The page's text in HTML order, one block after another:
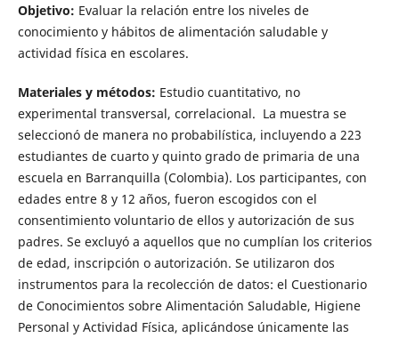
Objetivo: Evaluar la relación entre los niveles de
conocimiento y hábitos de alimentación saludable y
actividad física en escolares.
Materiales y métodos: Estudio cuantitativo, no
experimental transversal, correlacional. La muestra se
seleccionó de manera no probabilística, incluyendo a 223
estudiantes de cuarto y quinto grado de primaria de una
escuela en Barranquilla (Colombia). Los participantes, con
edades entre 8 y 12 años, fueron escogidos con el
consentimiento voluntario de ellos y autorización de sus
padres. Se excluyó a aquellos que no cumplían los criterios
de edad, inscripción o autorización. Se utilizaron dos
instrumentos para la recolección de datos: el Cuestionario
de Conocimientos sobre Alimentación Saludable, Higiene
Personal y Actividad Física, aplicándose únicamente las